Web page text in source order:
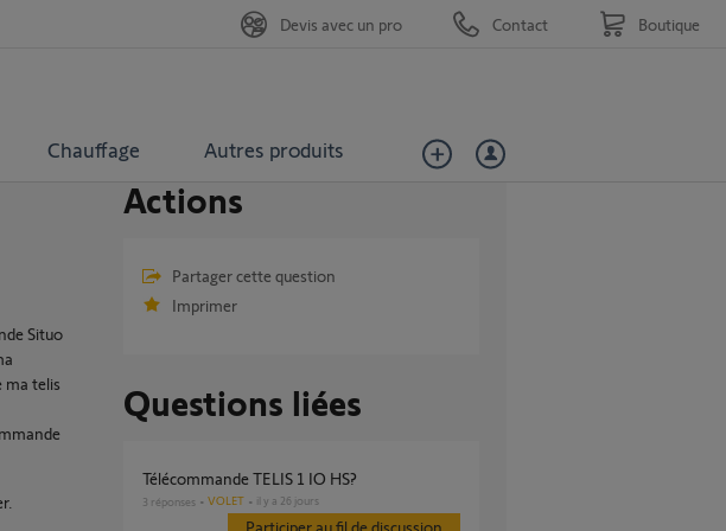
Chauffage Autres produits
Devis avec un pro Contact Boutique
Situo
ma telis
Actions
Partager cette question
Imprimer
Questions liées
Télécommande TELIS 1 IO HS?
3 réponses VOLET il y a 26 jours
Participer au fil de discussion